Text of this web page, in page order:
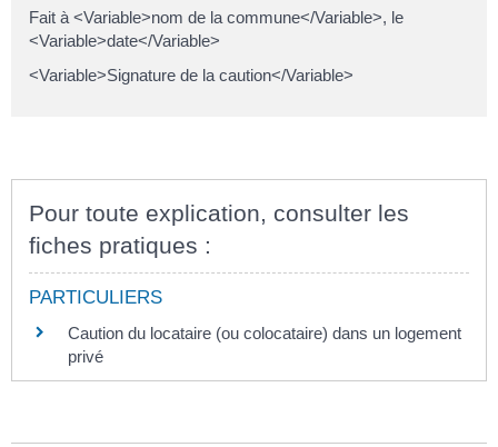
Fait à <Variable>nom de la commune</Variable>, le
<Variable>date</Variable>
<Variable>Signature de la caution</Variable>
Pour toute explication, consulter les
fiches pratiques :
PARTICULIERS
Caution du locataire (ou colocataire) dans un logement
privé